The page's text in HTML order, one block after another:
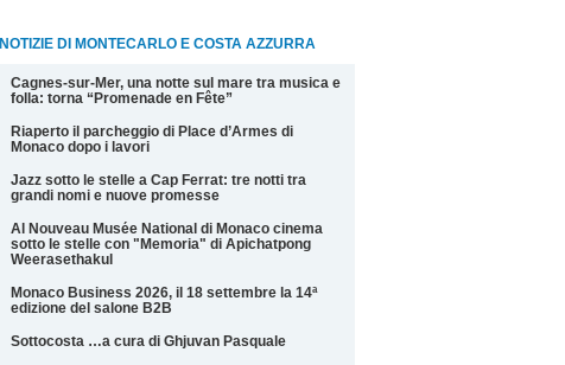
NOTIZIE DI MONTECARLO E COSTA AZZURRA
Cagnes-sur-Mer, una notte sul mare tra musica e
folla: torna “Promenade en Fête”
Riaperto il parcheggio di Place d’Armes di
Monaco dopo i lavori
Jazz sotto le stelle a Cap Ferrat: tre notti tra
grandi nomi e nuove promesse
Al Nouveau Musée National di Monaco cinema
sotto le stelle con "Memoria" di Apichatpong
Weerasethakul
Monaco Business 2026, il 18 settembre la 14ª
edizione del salone B2B
Sottocosta …a cura di Ghjuvan Pasquale